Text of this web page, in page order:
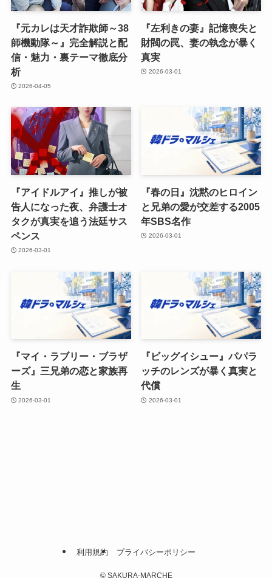
『元カレは天才詐欺師～38
師機動隊～』完全解説と配
信・魅力・裏テーマ徹底分
析
2026-04-05
『左利きの妻』記憶喪失と
財閥の罠、妻の執念が暴く
真実
2026-03-01
『アイドルアイ』推しが被
告人になった夜、弁護士オ
タクが真実を追う法廷サス
ペンス
2026-03-01
『春の日』沈黙のヒロイン
と兄弟の愛が交差する2005
年SBS名作
2026-03-01
『マイ・ラブリー・ブラザ
ーズ』三兄弟の恋と家族再
生
2026-03-01
『ビッグイシュー』パパラ
ッチのレンズが暴く真実と
代償
2026-03-01
利用規約 プライバシーポリシー
©SAKURA-MARCHE